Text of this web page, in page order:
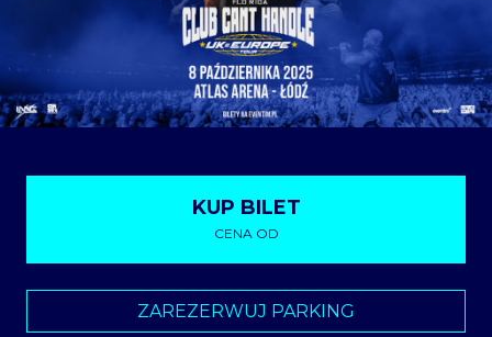
KUP BILET
CENA OD
Eventim
ZAREZERWUJ PARKING